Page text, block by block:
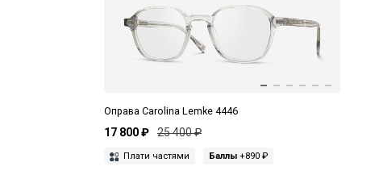
Оправа Carolina Lemke 4446
17 800 ₽ 25 400 ₽
Плати частями Баллы +890 ₽